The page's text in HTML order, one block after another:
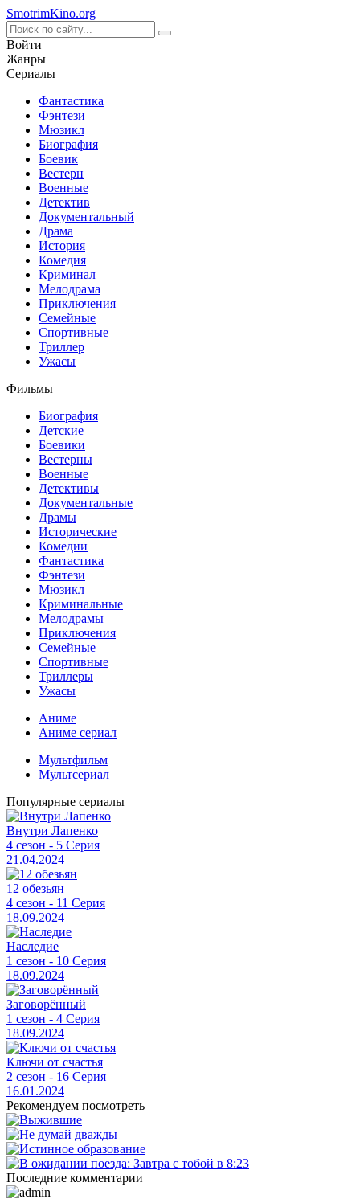
SmotrimKino.org
Войти
Жанры
Сериалы
Фантастика
Фэнтези
Мюзикл
Биография
Боевик
Вестерн
Военные
Детектив
Документальный
Драма
История
Комедия
Криминал
Мелодрама
Приключения
Семейные
Спортивные
Триллер
Ужасы
Фильмы
Биография
Детские
Боевики
Вестерны
Военные
Детективы
Документальные
Драмы
Исторические
Комедии
Фантастика
Фэнтези
Мюзикл
Криминальные
Мелодрамы
Приключения
Семейные
Спортивные
Триллеры
Ужасы
Аниме
Аниме сериал
Мультфильм
Мультсериал
Популярные сериалы
Внутри Лапенко
4 сезон - 5 Серия
21.04.2024
12 обезьян
4 сезон - 11 Серия
18.09.2024
Наследие
1 сезон - 10 Серия
18.09.2024
Заговорённый
1 сезон - 4 Серия
18.09.2024
Ключи от счастья
2 сезон - 16 Серия
16.01.2024
Рекомендуем посмотреть
Последние комментарии